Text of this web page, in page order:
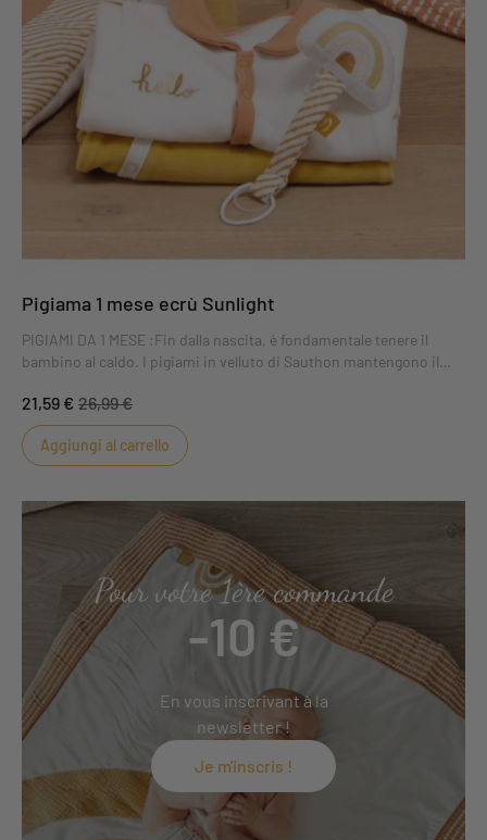
Pigiama 1 mese ecrù Sunlight
PIGIAMI DA 1 MESE :Fin dalla nascita, è fondamentale tenere il
bambino al caldo. I pigiami in velluto di Sauthon mantengono il
conquisterà con il suo colore tenue.
21,59 € 26,99 €
Aggiungi al carrello
Pour votre 1ère commande
-10 €
En vous inscrivant à la
newsletter !
Je m'inscris !